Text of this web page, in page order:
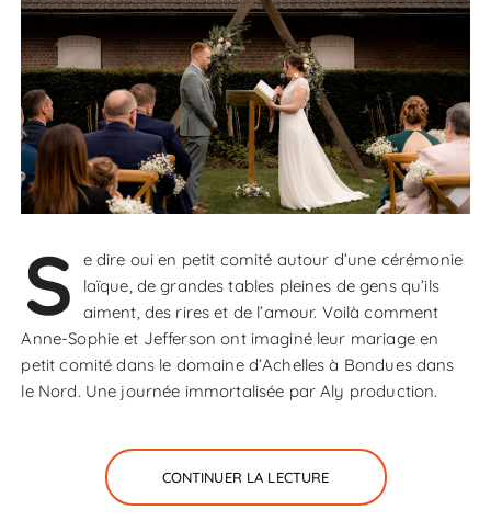
S
e dire oui en petit comité autour d’une cérémonie
laïque, de grandes tables pleines de gens qu’ils
aiment, des rires et de l’amour. Voilà comment
Anne-Sophie et Jefferson ont imaginé leur mariage en
petit comité dans le domaine d’Achelles à Bondues dans
le Nord. Une journée immortalisée par Aly production.
CONTINUER LA LECTURE